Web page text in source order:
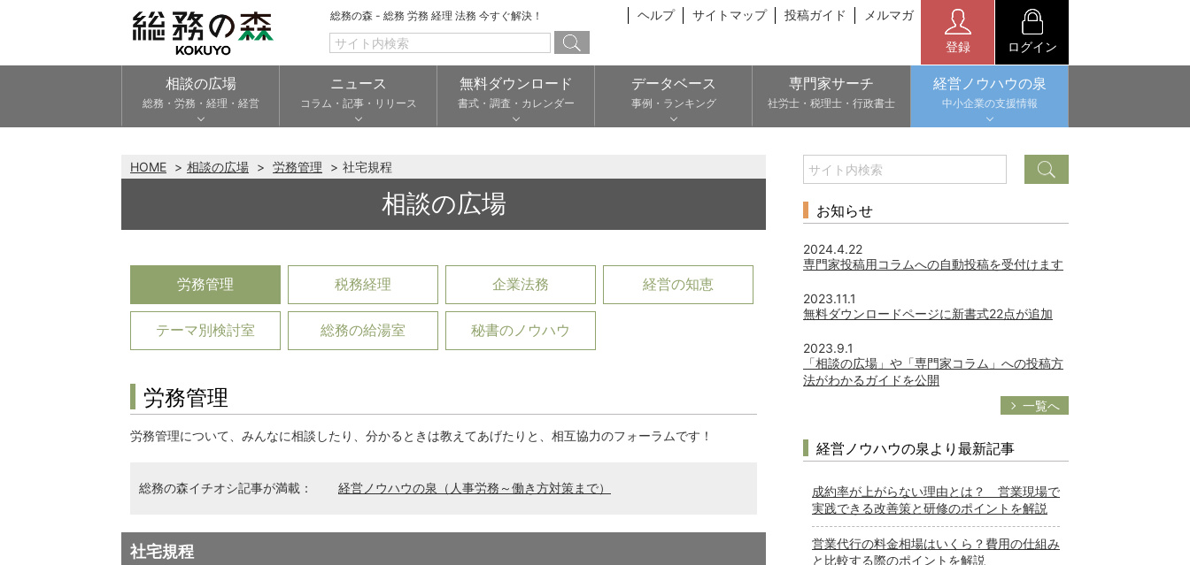
総務の森 - 総務 労務 経理 法務 今すぐ解決！ ヘルプ サイトマップ 投稿ガイド メルマガ
登録 ログイン
相談の広場
総務・労務・経理・経営
ニュース
コラム・記事・リリース
無料ダウンロード
書式・調査・カレンダー
データベース
事例・ランキング
専門家サーチ
社労士・税理士・行政書士
経営ノウハウの泉
中小企業の支援情報
HOME 相談の広場 労務管理 社宅規程
相談の広場
労務管理 税務経理 企業法務 経営の知恵
テーマ別検討室 総務の給湯室 秘書のノウハウ
労務管理
労務管理について、みんなに相談したり、分かるときは教えてあげたりと、相互協力のフォーラムです！
総務の森イチオシ記事が満載： 経営ノウハウの泉（人事労務～働き方対策まで）
社宅規程
お知らせ
2024.4.22
専門家投稿用コラムへの自動投稿を受付けます
2023.11.1
無料ダウンロードページに新書式22点が追加
2023.9.1
「相談の広場」や「専門家コラム」への投稿方
法がわかるガイドを公開
一覧へ
経営ノウハウの泉より最新記事
成約率が上がらない理由とは？ 営業現場で
実践できる改善策と研修のポイントを解説
営業代行の料金相場はいくら？費用の仕組み
と比較する際のポイントを解説